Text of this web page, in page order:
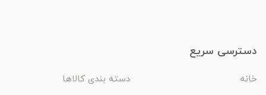
دسترسی سریع
خانه
دسته بندی کالاها